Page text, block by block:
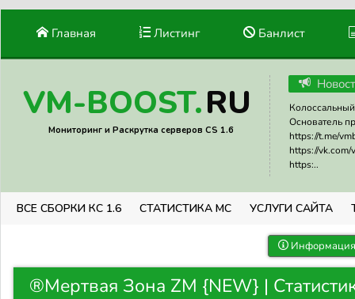
Главная Листинг Банлист
VM-BOOST.RU
Мониторинг и Раскрутка серверов CS 1.6
Основатель
https://t.me/
https://vk.com/
https:..
ВСЕ СБОРКИ КС 1.6 СТАТИСТИКА МС УСЛУГИ САЙТА
®Мертвая Зона ZM {NEW} |